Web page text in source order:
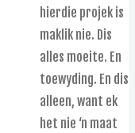
hierdie projek is
maklik nie. Dis
alles moeite. En
toewyding. En dis
alleen, want ek
het nie ‘n maat